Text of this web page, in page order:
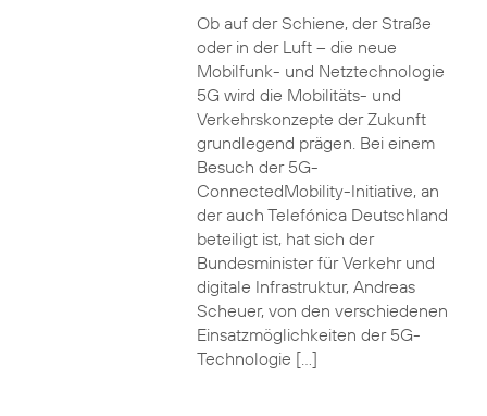
Ob auf der Schiene, der Straße
oder in der Luft – die neue
Mobilfunk- und Netztechnologie
5G wird die Mobilitäts- und
Verkehrskonzepte der Zukunft
grundlegend prägen. Bei einem
Besuch der 5G-
ConnectedMobility-Initiative, an
der auch Telefónica Deutschland
beteiligt ist, hat sich der
Bundesminister für Verkehr und
digitale Infrastruktur, Andreas
Scheuer, von den verschiedenen
Einsatzmöglichkeiten der 5G-
Technologie […]